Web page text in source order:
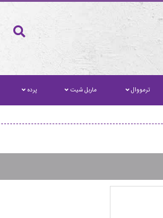
ترمووال ماربل شیت پرده